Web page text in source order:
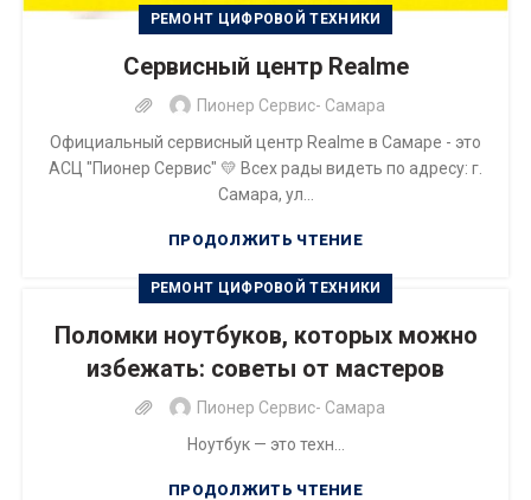
РЕМОНТ ЦИФРОВОЙ ТЕХНИКИ
Сервисный центр Realme
Пионер Сервис- Самара
Официальный сервисный центр Realme в Самаре - это
АСЦ "Пионер Сервис" 💛 Всех рады видеть по адресу: г.
Самара, ул...
ПРОДОЛЖИТЬ ЧТЕНИЕ
РЕМОНТ ЦИФРОВОЙ ТЕХНИКИ
Поломки ноутбуков, которых можно
избежать: советы от мастеров
Пионер Сервис- Самара
Ноутбук — это техн...
ПРОДОЛЖИТЬ ЧТЕНИЕ